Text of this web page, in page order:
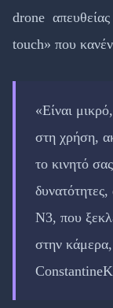
drone
touch» που
«Είναι
στη χρήση,
το κινητό
N3, που
στην